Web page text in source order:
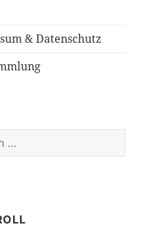
& Datenschutz